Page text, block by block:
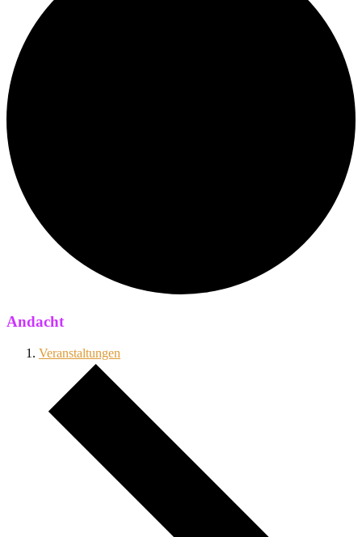
Andacht
Veranstaltungen